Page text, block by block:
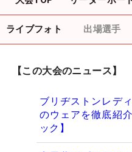
ライブフォト 出場選手
【この大会のニュース】
ブリヂストンレデ
のウェアを徹底紹
ック】